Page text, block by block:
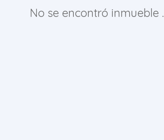
No se encontró inmueble .